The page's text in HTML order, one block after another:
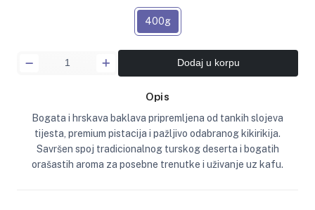
400g
Dodaj u korpu
Opis
Bogata i hrskava baklava pripremljena od tankih slojeva
tijesta, premium pistacija i pažljivo odabranog kikirikija.
Savršen spoj tradicionalnog turskog deserta i bogatih
orašastih aroma za posebne trenutke i uživanje uz kafu.